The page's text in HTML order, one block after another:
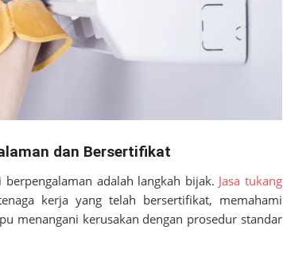
dan Bersertifikat
adalah langkah bijak. Jasa tukang
kerja yang telah bersertifikat, memahami
menangani kerusakan dengan prosedur standar